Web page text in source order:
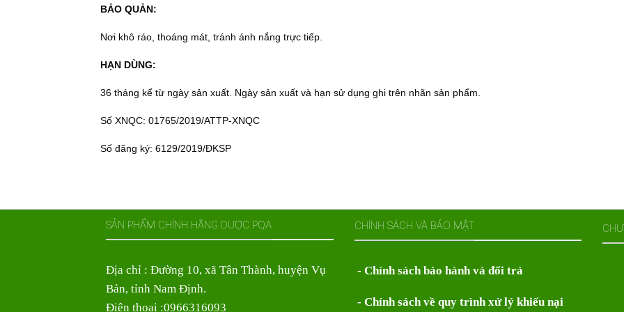
BẢO QUẢN:
Nơi khô ráo, thoáng mát, tránh ánh nắng trực tiếp.
HẠN DÙNG:
36 tháng kể từ ngày sản xuất. Ngày sản xuất và hạn sử dụng ghi trên nhãn sản phẩm.
Số XNQC: 01765/2019/ATTP-XNQC
Số đăng ký: 6129/2019/ĐKSP
SẢN PHẨM CHÍNH HÃNG DƯỢC PQA
Địa chỉ : Đường 10, xã Tân Thành, huyện Vụ
Bản, tỉnh Nam Định.
Điện thoại :0966316093
CHÍNH SÁCH VÀ BẢO MẬT
- Chính sách bảo hành và đổi trả
- Chính sách về quy trình xử lý khiếu nại